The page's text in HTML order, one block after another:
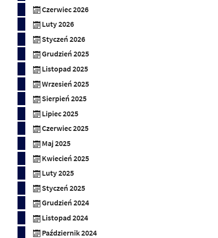
Czerwiec 2026
Luty 2026
Styczeń 2026
Grudzień 2025
Listopad 2025
Wrzesień 2025
Sierpień 2025
Lipiec 2025
Czerwiec 2025
Maj 2025
Kwiecień 2025
Luty 2025
Styczeń 2025
Grudzień 2024
Listopad 2024
Październik 2024